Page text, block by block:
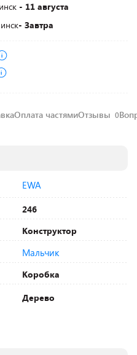
- 11 августа
- Завтра
Оплата частямиОтзывы 0
EWA
246
Конструктор
Мальчик
Коробка
Дерево